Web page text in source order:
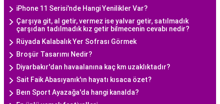
iPhone 11 Serisi'nde Hangi Yenilikler Var?
Çarşıya git, al getir, vermez ise yalvar getir, satılmadık
çarşıdan tadılmadık kız getir bilmecenin cevabı nedir?
Rüyada Kalabalık Yer Sofrası Görmek
Broşür Tasarımı Nedir?
Diyarbakır'dan havaalanına kaç km uzaklıktadır?
Sait Faik Abasıyanık'ın hayatı kısaca özet?
Beın Sport Ayazağa'da hangi kanalda?